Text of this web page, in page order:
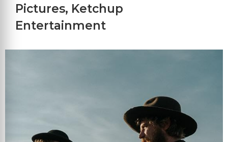
Pictures, Ketchup
Entertainment